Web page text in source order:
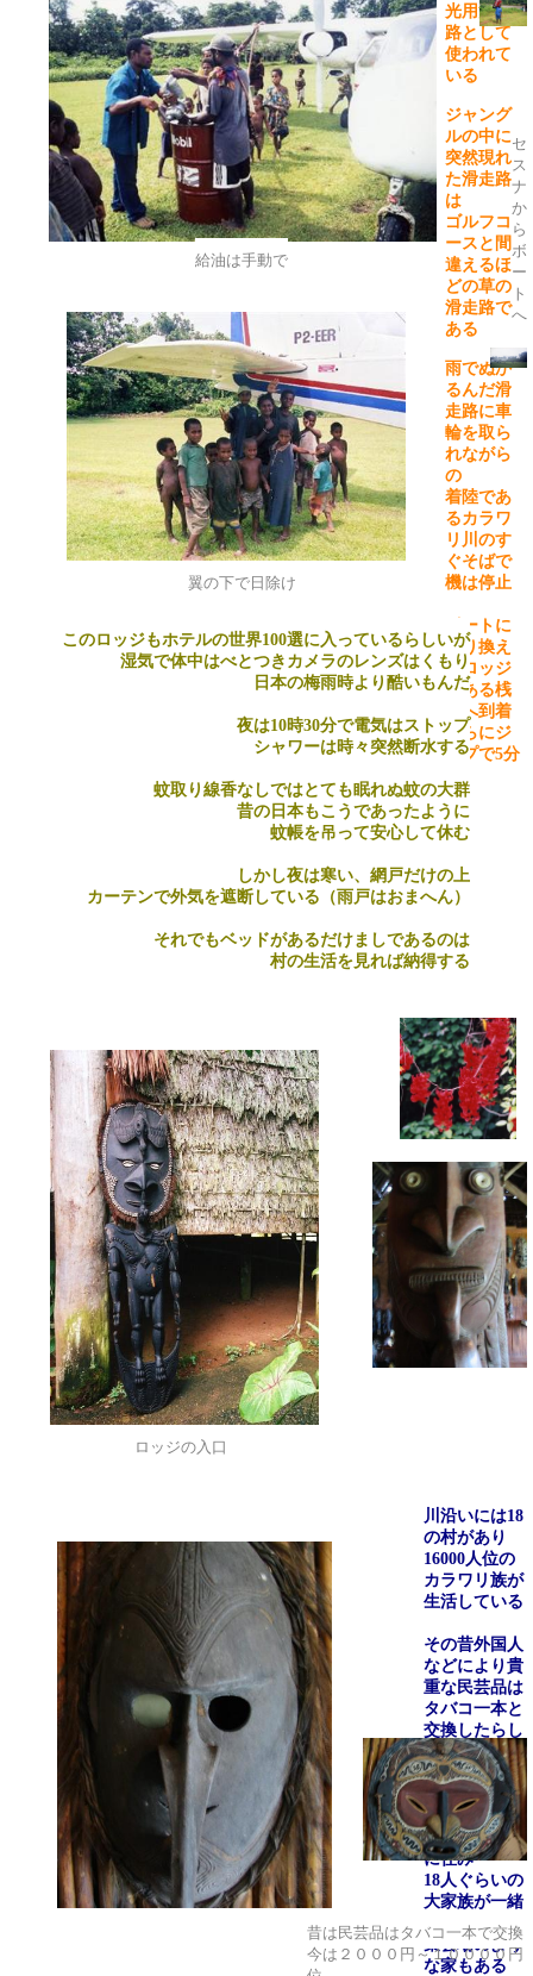
昔は民芸品はタバコ一本で交換
今は２０００円～１００００円
ロッジの入口
翼の下で日除け
セ
ス
ナ
か
ら
ボ
ー
ト
へ
給油は手動で
このロッジもホテルの世界100選に入っているらしいが
湿気で体中はべとつきカメラのレンズはくもり
日本の梅雨時より酷いもんだ
夜は10時30分で電気はストップ
シャワーは時々突然断水する
蚊取り線香なしではとても眠れぬ蚊の大群
昔の日本もこうであったように
蚊帳を吊って安心して休む
しかし夜は寒い、網戸だけの上
カーテンで外気を遮断している（雨戸はおまへん）
それでもベッドがあるだけましであるのは
村の生活を見れば納得する
光用滑走
路として
使われて
いる
ジャング
ルの中に
突然現れ
た滑走路
は
ゴルフコ
ースと間
違えるほ
どの草の
滑走路で
ある
雨でぬか
るんだ滑
走路に車
輪を取ら
れながら
の
着陸であ
るカラワ
リ川のす
ぐそばで
機は停止
ボートに
乗り換え
てロッジ
のある桟
橋へ到着
さらにジ
ープで5分
川沿いには18
の村があり
16000人位の
カラワリ族が
生活している
その昔外国人
などにより貴
重な民芸品は
タバコ一本と
交換したらし
い
村民では湿気
と水害の為、
高床式の家屋
に住み
18人ぐらいの
大家族が一緒
に住んでいる
集会場のよう
な家もある